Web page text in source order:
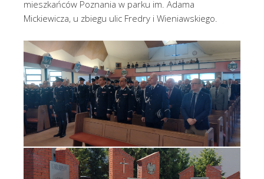
mieszkańców Poznania w parku im. Adama
Mickiewicza, u zbiegu ulic Fredry i Wieniawskiego.